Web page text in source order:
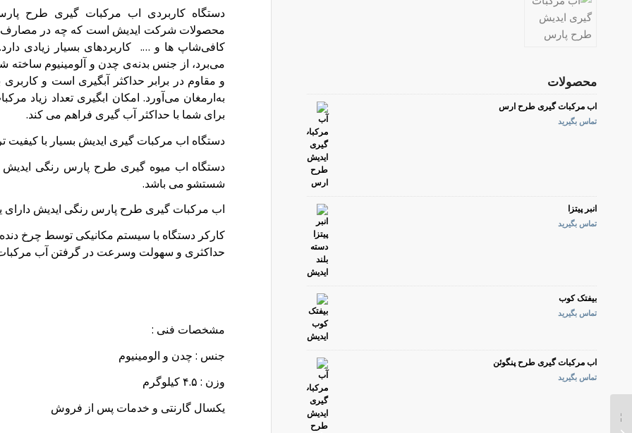
محصولات
اب مرکبات گیری طرح ارس
تماس بگیرید
انبر پیتزا
تماس بگیرید
بیفتک کوب
تماس بگیرید
اب مرکبات گیری طرح پنگوئن
تماس بگیرید
دستگاه کاربردی اب مرکبات گیری طرح
محصولات شرکت ایدیش است که چه در مصارف
کافی‌شاپ ها و …. کاربرد‌های بسیار زیادی
می‌برد، از جنس بدنه‌ی چدن و آلومینیوم
و مقاوم در برابر حداکثر آبگیری است و
به‌ارمغان می‌آورد. امکان ابگیری تعداد زیاد
برای شما با حداکثر آب گیری فراهم می کند.
دستگاه اب مرکبات گیری ایدیش بسیار با
شستشو می باشد.
اب مرکبات گیری طرح پارس رنگی ایدیش
کارکر دستگاه با سیستم مکانیکی توسط چرخ
حداکثری و سهولت وسرعت در گرفتن آب
مشخصات فنی :
جنس : چدن و الومینیوم
وزن : ۴.۵ کیلوگرم
یکسال گارنتی و خدمات پس از فروش